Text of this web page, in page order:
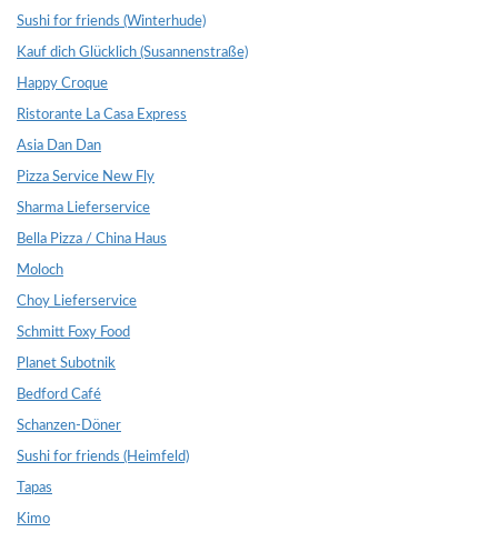
Sushi for friends (Winterhude)
Kauf dich Glücklich (Susannenstraße)
Happy Croque
Ristorante La Casa Express
Asia Dan Dan
Pizza Service New Fly
Sharma Lieferservice
Bella Pizza / China Haus
Moloch
Choy Lieferservice
Schmitt Foxy Food
Planet Subotnik
Bedford Café
Schanzen-Döner
Sushi for friends (Heimfeld)
Tapas
Kimo